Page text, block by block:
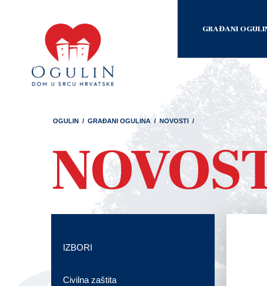
GRAĐANI
OGULIN / GRAĐANI OGULINA / NOVOSTI /
IZBORI
Civilna zaštita